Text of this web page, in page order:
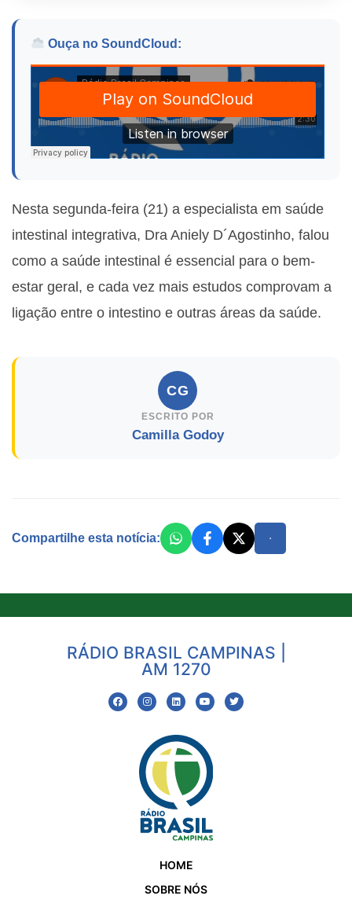
Ouça no SoundCloud:
Nesta segunda-feira (21) a especialista em saúde
intestinal integrativa, Dra Aniely D´Agostinho, falou
como a saúde intestinal é essencial para o bem-
estar geral, e cada vez mais estudos comprovam a
ligação entre o intestino e outras áreas da saúde.
CG
ESCRITO POR
Camilla Godoy
Compartilhe esta notícia:
RÁDIO BRASIL CAMPINAS |
AM 1270
HOME
SOBRE NÓS